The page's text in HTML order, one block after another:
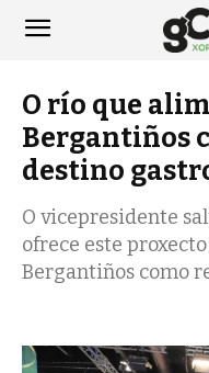
O río que
Bergantiños
destino
O vicepresidente
ofrece este
Bergantiños como